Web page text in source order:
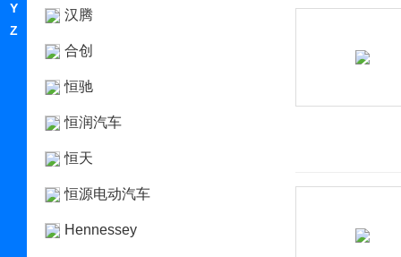
Y
Z
汉腾
合创
恒驰
恒润汽车
恒天
恒源电动汽车
Hennessey